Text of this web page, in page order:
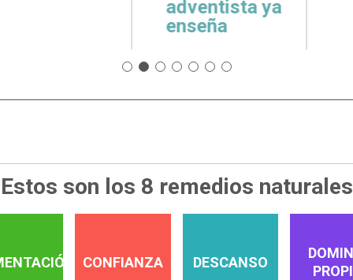
Estos son los 8 remedios naturales
CONFIANZA DESCANSO